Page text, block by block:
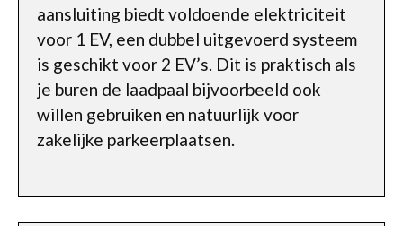
aansluiting biedt voldoende elektriciteit
voor 1 EV, een dubbel uitgevoerd systeem
is geschikt voor 2 EV’s. Dit is praktisch als
je buren de laadpaal bijvoorbeeld ook
willen gebruiken en natuurlijk voor
zakelijke parkeerplaatsen.